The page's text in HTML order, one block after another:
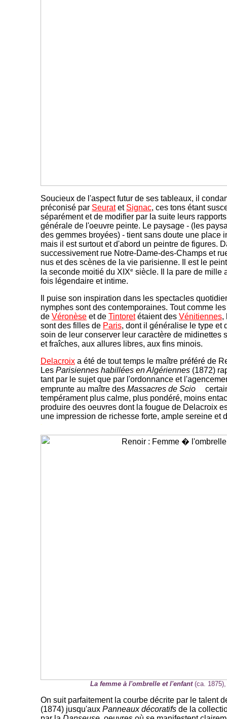
Soucieux de l'aspect futur de ses tableaux, il
préconisé par Seuratet Signac, ces tons étant
séparément et de modifier par la suite leurs
générale de l'oeuvre peinte. Le paysage - (les
des gemmes broyées) - tient sans doute une place
mais il est surtout et d'abord un peintre de figures.
successivement rue Notre-Dame-des-Champs et
nus et des scènes de la vie parisienne. Il est le
la seconde moitié du XIXe siècle. Il la pare de mille
fois légendaire et intime.
Il puise son inspiration dans les spectacles
nymphes sont des contemporaines. Tout comme
de Véronèse et de Tintoretétaient des Vénitiennes,
sont des filles de Paris, dont il généralise le type et
soin de leur conserver leur caractère de midinettes
et fraîches, aux allures libres, aux fins minois.
Delacroix a été de tout temps le maître préféré de
Les Parisiennes habillées en Algériennes (1872)
tant par le sujet que par l'ordonnance et
emprunte au maître des Massacres de Scio
tempérament plus calme, plus pondéré, moins
produire des oeuvres dont la fougue de Delacroix
une impression de richesse forte, ample sereine et
-
La femme à l'ombrelle et l'enfant(ca. 1875),
On suit parfaitement la courbe décrite par le talent
(1874) jusqu'aux Panneaux décoratifs de la